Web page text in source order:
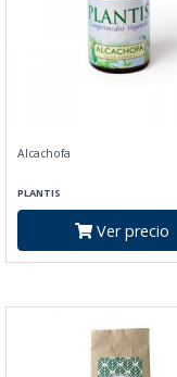
Alcachofa
PLANTIS
Ver precio